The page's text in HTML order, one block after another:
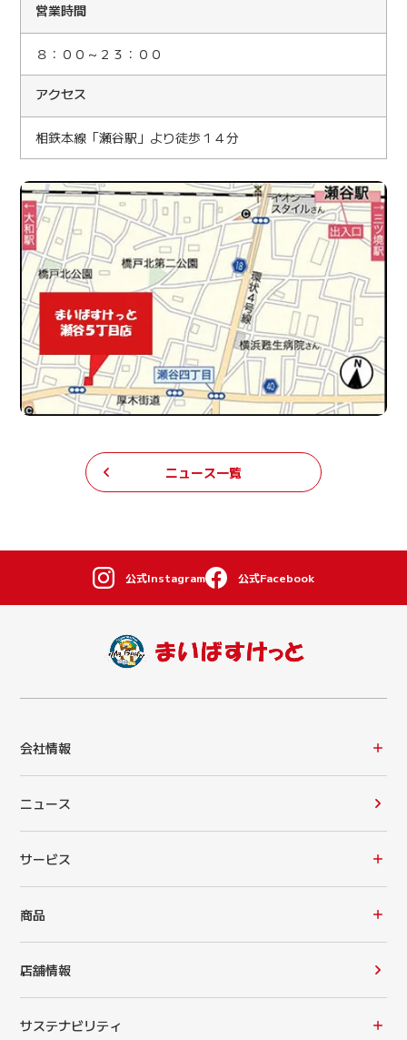
営業時間
８：００～２３：００
アクセス
相鉄本線「瀬谷駅」より徒歩１４分
ニュース一覧
公式Instagram 公式Facebook
会社情報
ニュース
サービス
商品
店舗情報
サステナビリティ